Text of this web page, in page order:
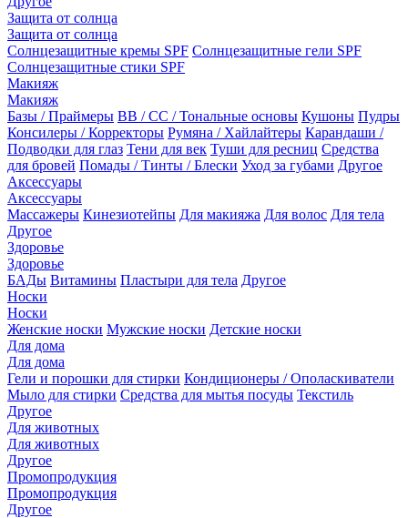
Защита от солнца
Защита от солнца
Солнцезащитные кремы SPF Солнцезащитные гели SPF
Солнцезащитные стики SPF
Макияж
Макияж
Базы / Праймеры BB / CC / Тональные основы Кушоны Пудры
Консилеры / Корректоры Румяна / Хайлайтеры Карандаши /
Подводки для глаз Тени для век Туши для ресниц Средства
для бровей Помады / Тинты / Блески Уход за губами Другое
Аксессуары
Аксессуары
Массажеры Кинезиотейпы Для макияжа Для волос Для тела
Другое
Здоровье
Здоровье
БАДы Витамины Пластыри для тела Другое
Носки
Носки
Женские носки Мужские носки Детские носки
Для дома
Для дома
Гели и порошки для стирки Кондиционеры / Ополаскиватели
Мыло для стирки Средства для мытья посуды Текстиль
Другое
Для животных
Для животных
Другое
Промопродукция
Промопродукция
Другое